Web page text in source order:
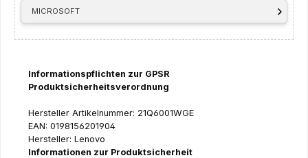
MICROSOFT
Informationspflichten zur GPSR
Produktsicherheitsverordnung
Hersteller Artikelnummer: 21Q6001WGE
EAN: 0198156201904
Hersteller: Lenovo
Informationen zur Produktsicherheit